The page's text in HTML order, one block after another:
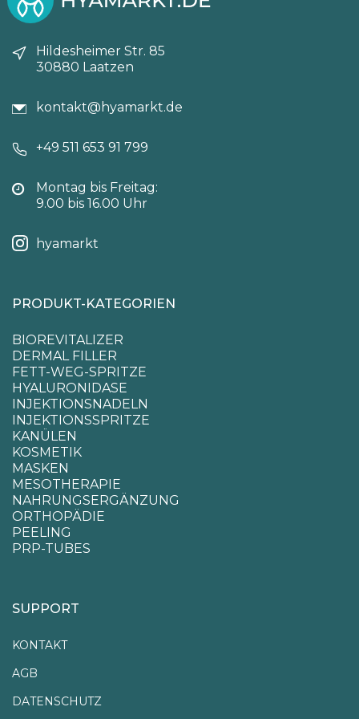
Hildesheimer Str. 85
30880 Laatzen
kontakt@hyamarkt.de
+49 511 653 91 799
Montag bis Freitag:
9.00 bis 16.00 Uhr
hyamarkt
PRODUKT-KATEGORIEN
BIOREVITALIZER
DERMAL FILLER
FETT-WEG-SPRITZE
HYALURONIDASE
INJEKTIONSNADELN
INJEKTIONSSPRITZE
KANÜLEN
KOSMETIK
MASKEN
MESOTHERAPIE
NAHRUNGSERGÄNZUNG
ORTHOPÄDIE
PEELING
PRP-TUBES
SUPPORT
KONTAKT
AGB
DATENSCHUTZ